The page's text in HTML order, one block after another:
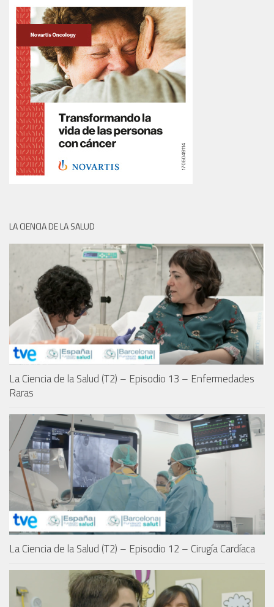
LA CIENCIA DE LA SALUD
La Ciencia de la Salud (T2) – Episodio 13 – Enfermedades
Raras
La Ciencia de la Salud (T2) – Episodio 12 – Cirugía Cardíaca